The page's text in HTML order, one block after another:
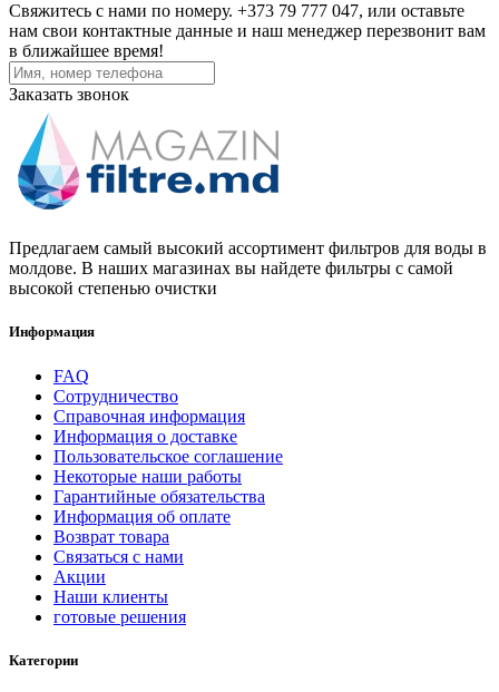
Свяжитесь с нами по номеру. +373 79 777 047, или оставьте
нам свои контактные данные и наш менеджер перезвонит вам
в ближайшее время!
Заказать звонок
Предлагаем самый высокий ассортимент фильтров для воды в
молдове. В наших магазинах вы найдете фильтры с самой
высокой степенью очистки
Информация
FAQ
Сотрудничество
Справочная информация
Информация о доставке
Пользовательское соглашение
Некоторые наши работы
Гарантийные обязательства
Информация об оплате
Возврат товара
Связаться с нами
Акции
Наши клиенты
готовые решения
Категории